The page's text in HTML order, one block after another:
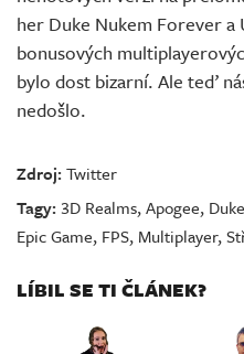
her Duke Nukem Forever
bonusových
bylo dost bizarní. Ale teď
nedošlo.
Zdroj:Twitter
Tagy: 3D Realms,Apogee,
Epic Game, FPS, Multiplayer,
LÍBIL SE TI ČLÁNEK?